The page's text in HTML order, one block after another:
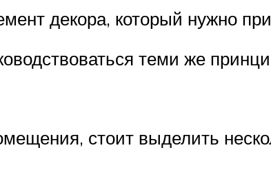
декора, который нужно
теми же
стоит выделить